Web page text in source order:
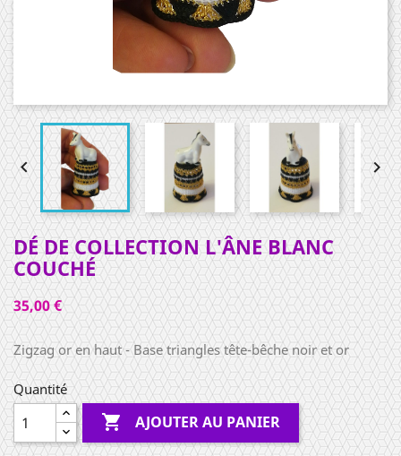
 
DÉ DE COLLECTION L'ÂNE BLANC
COUCHÉ
35,00 €
Zigzag or en haut - Base triangles tête-bêche noir et or
Quantité
 AJOUTER AU PANIER